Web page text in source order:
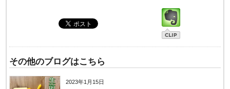
その他のブログはこちら
2023年1月15日